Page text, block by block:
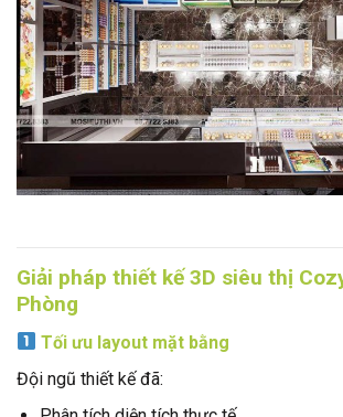
Giải pháp thiết kế 3D siêu thị
Phòng
Tối ưu layout mặt bằng
Đội ngũ thiết kế đã: